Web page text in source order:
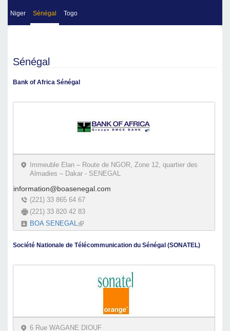
Niger Sénégal Togo
Sénégal
Bank of Africa Sénégal
Immeuble Elan – Route de NGOR, Zone 12, quartier des
Almadies – Dakar - SENEGAL
information@boasenegal.com
(221) 33 865 64 67
(221) 33 820 42 83
BOA SENEGAL(link is external)
Société Nationale de Télécommunication du Sénégal (SONATEL)
6 Rue WAGANE DIOUF